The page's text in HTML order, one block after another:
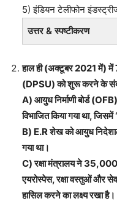
5) इंडियन टेलीफोन
उत्तर & स्पष्टीकरण
हाल ही (अक्टूबर 2021 में) में
(DPSU) को शुरू करने के
A) आयुध निर्माणी बोर्ड
विभाजित किया गया था,
B) E.R शेख को आयुध
गया था।
C) रक्षा मंत्रालय ने
एयरोस्पेस, रक्षा वस्तुओं और
हासिल करने का लक्ष्य रखा है।